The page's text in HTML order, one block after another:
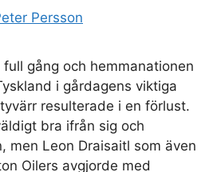
Persson
gång och hemmanationen
i gårdagens viktiga
resulterade i en förlust.
bra ifrån sig och
men Leon Draisaitl som även
Oilers avgjorde med